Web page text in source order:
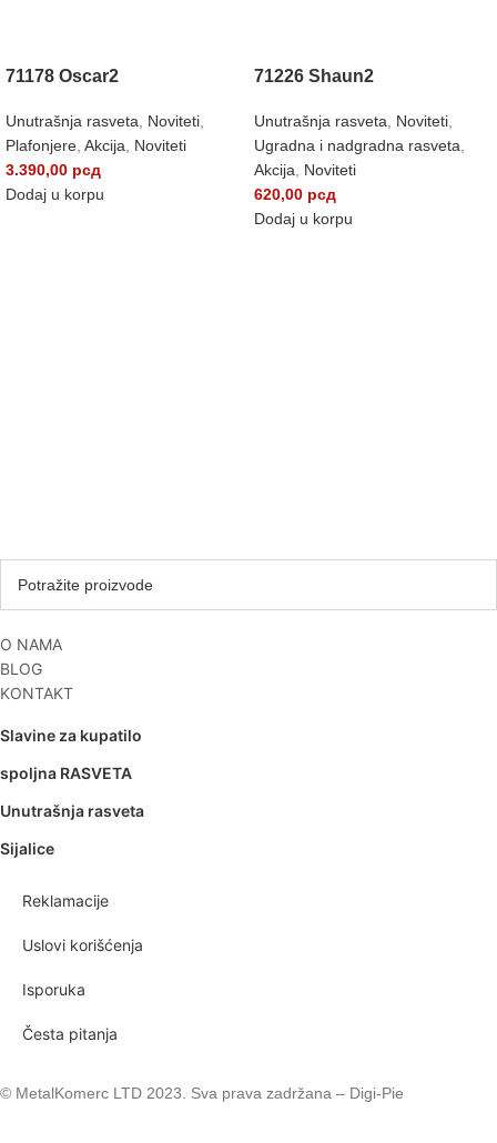
71178 Oscar2
Unutrašnja rasveta Noviteti
Plafonjere Akcija
Noviteti
3.390,00 рсд
Dodaj u korpu
71226 Shaun2
Unutrašnja rasveta Noviteti
Ugradna i nadgradna rasveta
Akcija
Noviteti
620,00 рсд
Dodaj u korpu
O NAMA
BLOG
KONTAKT
Slavine za kupatilo
spoljna RASVETA
Unutrašnja rasveta
Sijalice
Reklamacije
Uslovi korišćenja
Isporuka
Česta pitanja
© MetalKomerc LTD 2023. Sva prava zadržana – Digi-Pie